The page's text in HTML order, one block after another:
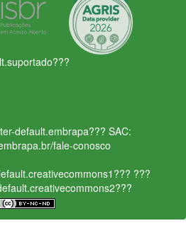
default.embrapa??? SAC:
fale-conosco
???